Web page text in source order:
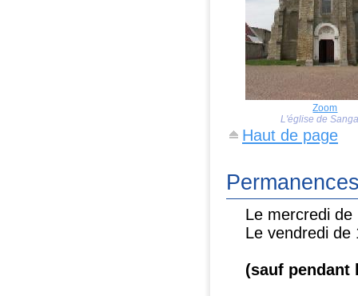
Zoom
L'église de
Haut de page
Le mercredi de
Le vendredi de
(sauf pendant